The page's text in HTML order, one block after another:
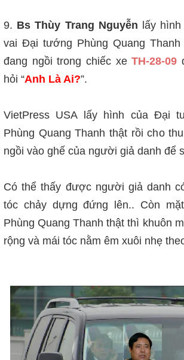
9. Bs Thùy Trang Nguyễn lấy
vai Đại tướng Phùng Quang
đang ngồi trong chiếc xeTH-28-09
hỏi “Anh Là Ai?”.
VietPress USA lấy hình của Đại
Phùng Quang Thanh thật rồi cho
ngồi vào ghế của người giả danh để
Có thể thấy được người giả danh
tóc chảy dựng đứng lên.. Còn
Phùng Quang Thanh thật thì khuôn
rộng và mái tóc nằm êm xuôi nhẹ